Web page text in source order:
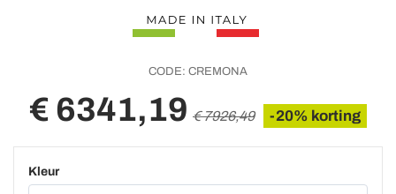
CODE: CREMONA
€ 6341,19 € 7926,49 -20% korting
Kleur